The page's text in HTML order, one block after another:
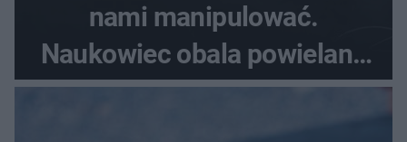
nami manipulować.
Naukowiec obala powielane
od lat mity na ich temat